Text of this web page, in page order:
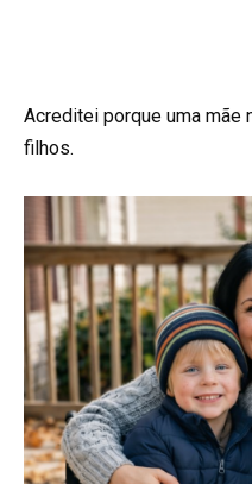
Acreditei porque uma mãe
filhos.